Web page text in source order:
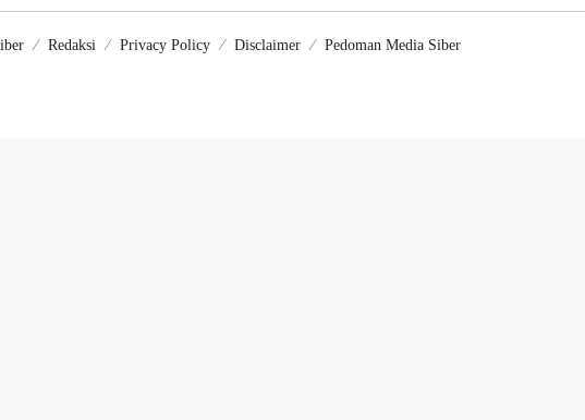
Redaksi Privacy Policy Disclaimer Pedoman Media Siber